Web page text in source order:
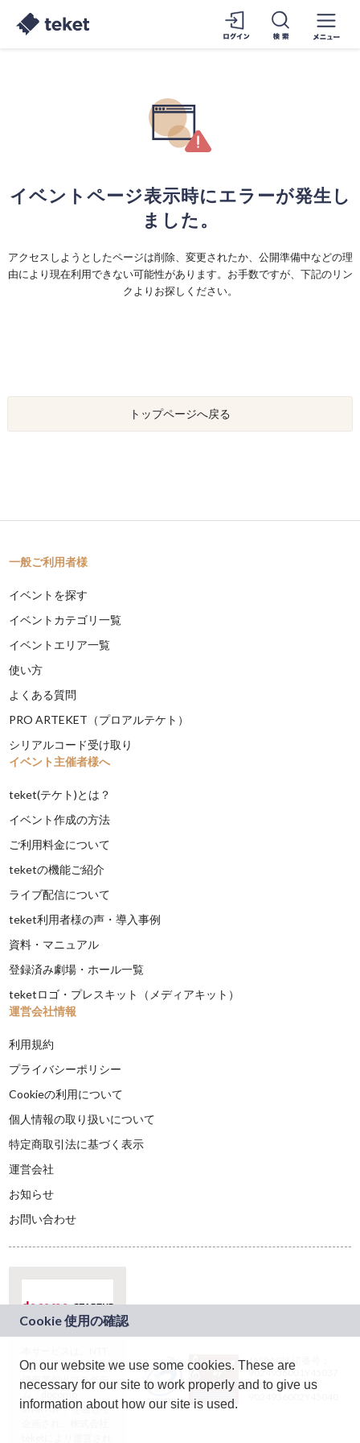
イベントページ表示時にエラーが発生し
ました。
アクセスしようとしたページは削除、変更されたか、公開準備中などの理
由により現在利用できない可能性があります。お手数ですが、下記のリン
クよりお探しください。
トップページへ戻る
一般ご利用者様
イベントを探す
イベントカテゴリ一覧
イベントエリア一覧
使い方
よくある質問
PRO ARTEKET（プロアルテケト）
シリアルコード受け取り
イベント主催者様へ
teket(テケト)とは？
イベント作成の方法
ご利用料金について
teketの機能ご紹介
ライブ配信について
teket利用者様の声・導入事例
資料・マニュアル
登録済み劇場・ホール一覧
teketロゴ・プレスキット（メディアキット）
運営会社情報
利用規約
プライバシーポリシー
Cookieの利用について
個人情報の取り扱いについて
特定商取引法に基づく表示
運営会社
お知らせ
お問い合わせ
ドコモグループの新
規事業創出プログラ
ム「docomo
STARTUP」を通じて
JASRAC許諾番号：
9024936001Y45037
JASRAC許諾番号：
On our website we use some cookies. These are
necessary for our site to work properly and to give us
information about how our site is used.